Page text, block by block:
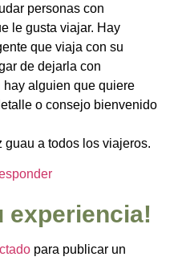
personas con
le gusta viajar. Hay
que viaja con su
de dejarla con
hay alguien que quiere
o consejo bienvenido
guau a todos los viajeros.
para publicar un